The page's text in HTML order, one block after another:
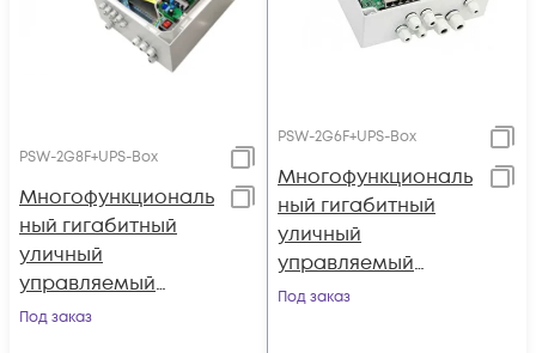
PSW-2G8F+UPS-Box
Многофункциональ
ный гигабитный
уличный
управляемый
коммутатор TFortis
Под заказ
PSW-2G6F+UPS-Box
Многофункциональ
ный гигабитный
уличный
управляемый
коммутатор TFortis
Под заказ